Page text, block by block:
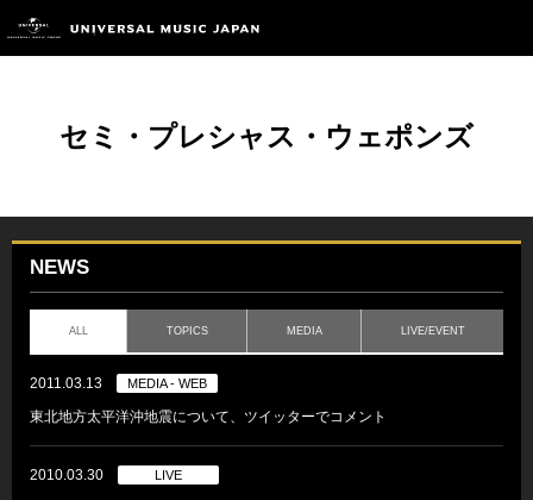
セミ・プレシャス・ウェポンズ
NEWS
ALL TOPICS MEDIA LIVE/EVENT
2011.03.13 MEDIA - WEB
東北地方太平洋沖地震について、ツイッターでコメント
2010.03.30 LIVE